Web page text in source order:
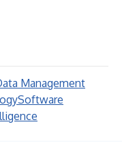
Management
Software